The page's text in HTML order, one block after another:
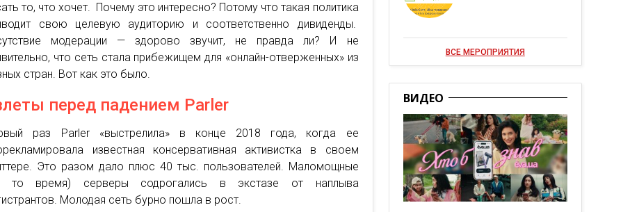
то, что хочет. Почему это интересно? Потому что такая политика
свою целевую аудиторию и соответственно дивиденды.
модерации — здорово звучит, не правда ли? И не
что сеть стала прибежищем для «онлайн-отверженных» из
стран. Вот как это было.
перед падением Parler
раз Parler «выстрелила» в конце 2018 года, когда ее
известная консервативная активистка в своем
Это разом дало плюс 40 тыс. пользователей. Маломощные
то время) серверы содрогались в экстазе от наплыва
Молодая сеть бурно пошла в рост.
ВСЕ МЕРОПРИЯТИЯ
ВИДЕО